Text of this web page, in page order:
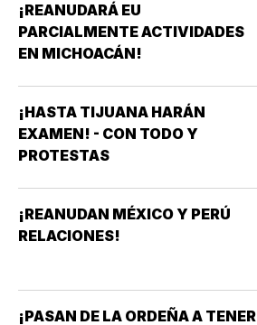
¡REANUDARÁ EU
PARCIALMENTE ACTIVIDADES
EN MICHOACÁN!
¡HASTA TIJUANA HARÁN
EXAMEN! - CON TODO Y
PROTESTAS
¡REANUDAN MÉXICO Y PERÚ
RELACIONES!
¡PASAN DE LA ORDEÑA A TENER